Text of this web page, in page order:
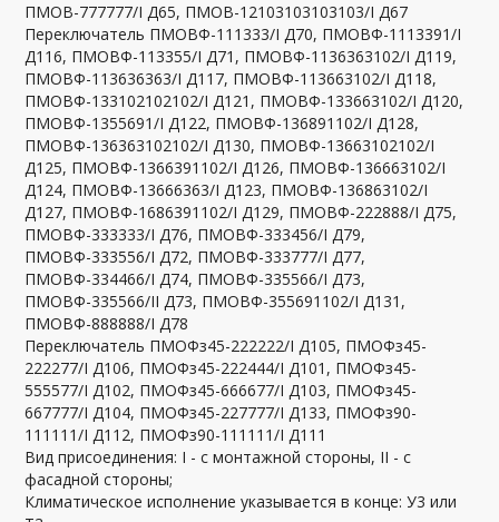
ПМОВ-777777/I Д65, ПМОВ-12103103103103/I Д67
Переключатель ПМОВФ-111333/I Д70, ПМОВФ-1113391/I
Д116, ПМОВФ-113355/I Д71, ПМОВФ-1136363102/I Д119,
ПМОВФ-113636363/I Д117, ПМОВФ-113663102/I Д118,
ПМОВФ-133102102102/I Д121, ПМОВФ-133663102/I Д120,
ПМОВФ-1355691/I Д122, ПМОВФ-136891102/I Д128,
ПМОВФ-136363102102/I Д130, ПМОВФ-13663102102/I
Д125, ПМОВФ-1366391102/I Д126, ПМОВФ-136663102/I
Д124, ПМОВФ-13666363/I Д123, ПМОВФ-136863102/I
Д127, ПМОВФ-1686391102/I Д129, ПМОВФ-222888/I Д75,
ПМОВФ-333333/I Д76, ПМОВФ-333456/I Д79,
ПМОВФ-333556/I Д72, ПМОВФ-333777/I Д77,
ПМОВФ-334466/I Д74, ПМОВФ-335566/I Д73,
ПМОВФ-335566/II Д73, ПМОВФ-355691102/I Д131,
ПМОВФ-888888/I Д78
Переключатель ПМОФз45-222222/I Д105, ПМОФз45-
222277/I Д106, ПМОФз45-222444/I Д101, ПМОФз45-
555577/I Д102, ПМОФз45-666677/I Д103, ПМОФз45-
667777/I Д104, ПМОФз45-227777/I Д133, ПМОФз90-
111111/I Д112, ПМОФз90-111111/I Д111
Вид присоединения: I - с монтажной стороны, II - с
фасадной стороны;
Климатическое исполнение указывается в конце: У3 или